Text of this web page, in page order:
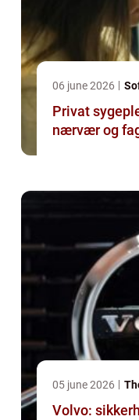
06 june 2026
Privat sygepleje i
nærvær og
05 june 2026
Volvo: